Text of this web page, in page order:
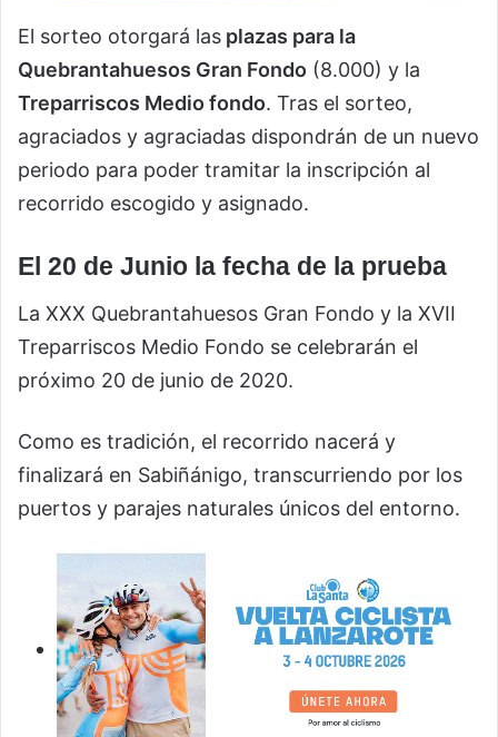
El sorteo otorgará las plazas para la
Quebrantahuesos Gran Fondo (8.000) y la
Treparriscos Medio fondo. Tras el sorteo,
agraciados y agraciadas dispondrán de un nuevo
periodo para poder tramitar la inscripción al
recorrido escogido y asignado.
El 20 de Junio la fecha de la prueba
La XXX Quebrantahuesos Gran Fondo y la XVII
Treparriscos Medio Fondo se celebrarán el
próximo 20 de junio de 2020.
Como es tradición, el recorrido nacerá y
finalizará en Sabiñánigo, transcurriendo por los
puertos y parajes naturales únicos del entorno.